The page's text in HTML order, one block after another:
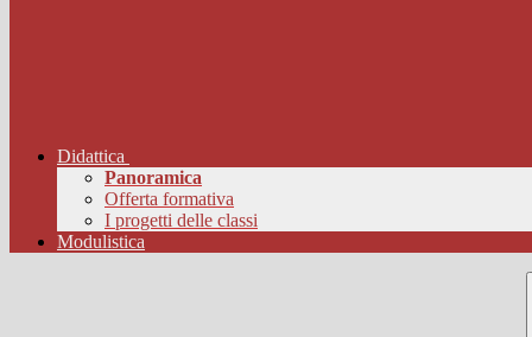
Didattica
Panoramica
Offerta formativa
I progetti delle classi
Modulistica